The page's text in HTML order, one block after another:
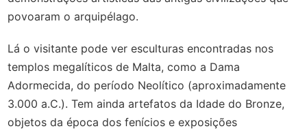
povoaram o arquipélago.
Lá o visitante pode ver esculturas encontradas nos
templos megalíticos de Malta, como a Dama
Adormecida, do período Neolítico (aproximadamente
3.000 a.C.). Tem ainda artefatos da Idade do Bronze,
objetos da época dos fenícios e exposições